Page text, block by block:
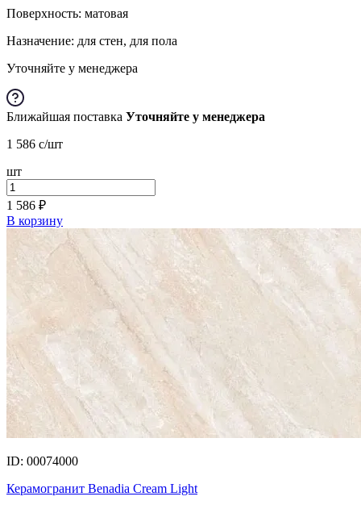
Поверхность: матовая
Назначение: для стен, для пола
Уточняйте у менеджера
Ближайшая поставка Уточняйте у менеджера
1 586 c/шт
шт
1 586 ₽
В корзину
ID: 00074000
Керамогранит Benadia Cream Light